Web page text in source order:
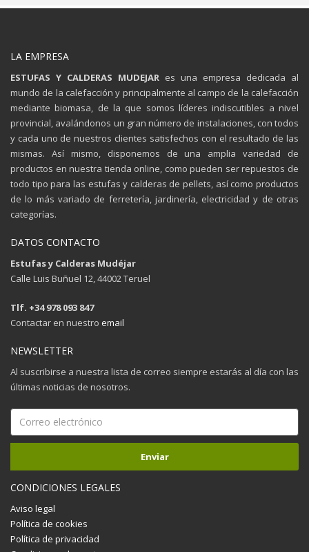
LA EMPRESA
ESTUFAS Y CALDERAS MUDEJAR es una empresa dedicada al
mundo de la calefacción y principalmente al campo de la calefacción
mediante biomasa, de la que somos líderes indiscutibles a nivel
provincial, avalándonos un gran número de instalaciones, con todos
y cada uno de nuestros clientes satisfechos con el resultado de las
mismas. Así mismo, disponemos de una amplia variedad de
productos en nuestra tienda online, como pueden ser repuestos de
todo tipo para las estufas y calderas de pellets, así como productos
de lo más variado de ferretería, jardinería, electricidad y de otras
categorías.
DATOS CONTACTO
Estufas y Calderas Mudéjar
Calle Luis Buñuel 12, 44002 Teruel
Tlf. +34 978 093 847
Contactar en nuestro email
NEWSLETTER
Al suscribirse a nuestra lista de correo siempre estarás al día con las
últimas noticias de nosotros.
CONDICIONES LEGALES
Aviso legal
Política de cookies
Política de privacidad